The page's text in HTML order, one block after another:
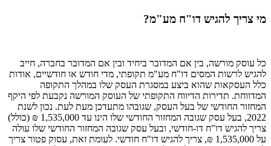
מי צריך להגיש דו"ח מע"מ?
כל עוסק מורשה, בין אם המדובר ביחיד ובין אם המדובר בחברה, חייב
להגיש לרשות המסים דו"ח מע"מ תקופתי, מדי חודש או חודשיים, אודות
כלל העסקאות שהוא ביצע במסגרת העסק שלו במהלך התקופה
המדווחת. תדירות הדיווח התקופתי של העוסק המורשה נקבעת לפי היקף
המחזור החודשי של בעל העסק, שגובהו מתעדכן מעת לעת. נכון לשנת
2022, בעל עסק שגובה המחזור החודשי שלו הינו עד 1,535,000 ₪ (כולל)
צריך להגיש דו"ח דו-חודשי, ובעל עסק שגובה המחזור החודשי שלו עולה
על 1,535,000 ₪, צריך להגיש דו"ח חודשי. לעומת זאת, עסוק פטור צריך